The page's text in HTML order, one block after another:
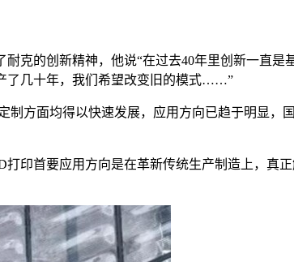
克的创新精神，他说“在过去40年里创新一直
了几十年，我们希望改变旧的模式……”
方面均得以快速发展，应用方向已趋于明显
印首要应用方向是在革新传统生产制造上，真